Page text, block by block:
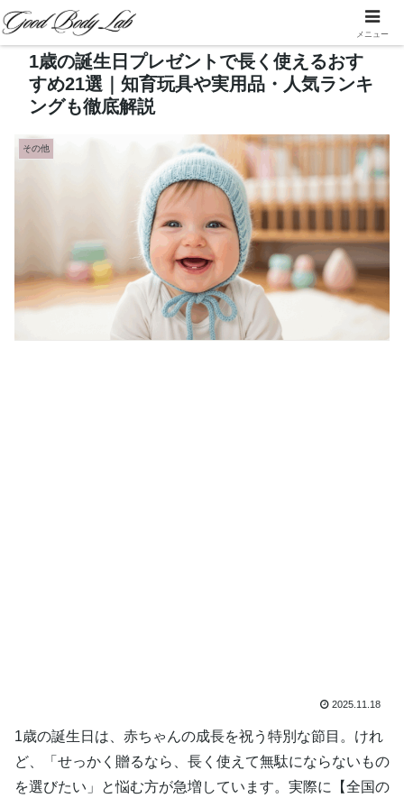
1歳の誕生日プレゼントで長く使えるおす
すめ21選｜知育玩具や実用品・人気ランキ
ングも徹底解説
その他
2025.11.18
1歳の誕生日は、赤ちゃんの成長を祝う特別な節目。けれ
ど、「せっかく贈るなら、長く使えて無駄にならないもの
を選びたい」と悩む方が急増しています。実際に【全国の
メニュー